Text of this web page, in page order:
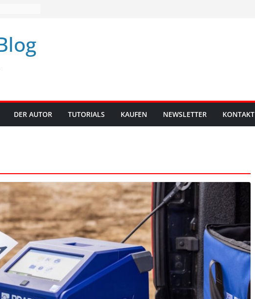
DER AUTOR TUTORIALS KAUFEN NEWSLETTER KONTAKT